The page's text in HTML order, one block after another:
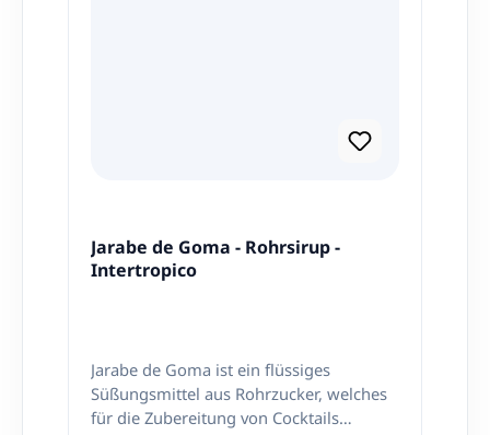
Jarabe de Goma - Rohrsirup -
Intertropico
Jarabe de Goma ist ein flüssiges
Süßungsmittel aus Rohrzucker, welches
für die Zubereitung von Cocktails